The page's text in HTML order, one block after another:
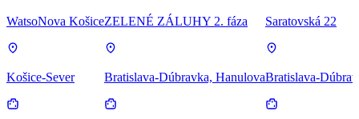
WatsoNova Košice
Košice-Sever
ZELENÉ ZÁLUHY 2. fáza
Bratislava-Dúbravka, Hanulova
Saratovská 22
Bratislava-